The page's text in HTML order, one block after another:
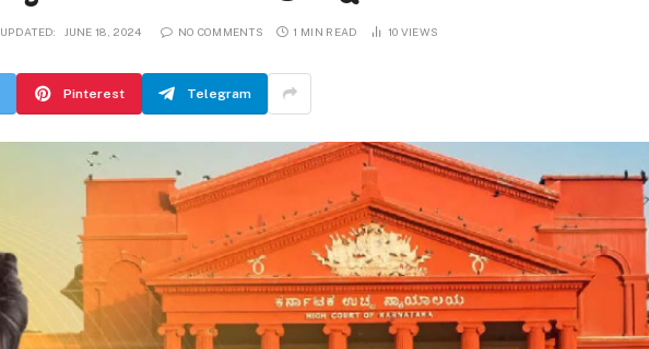
UPDATED: JUNE 18, 2024 NO COMMENTS 1 MIN READ 10 VIEWS
Pinterest Telegram